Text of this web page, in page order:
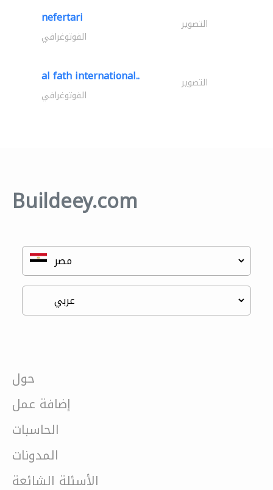
nefertari التصوير
الفوتوغرافي
al fath international.. التصوير
الفوتوغرافي
Buildeey.com
حول
إضافة عمل
الحاسبات
المدونات
الأسئلة الشائعة